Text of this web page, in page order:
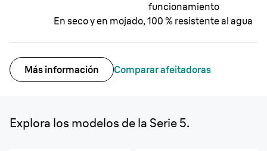
funcionamiento
En seco y en mojado, 100 % resistente al agua
Más información Comparar afeitadoras
Explora los modelos de la Serie 5.